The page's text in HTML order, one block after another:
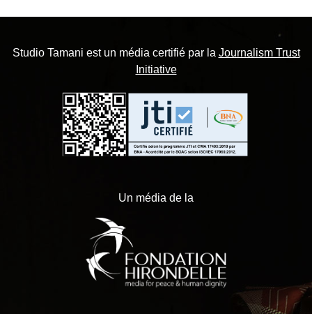
Studio Tamani est un média certifié par la Journalism Trust
Initiative
Un média de la